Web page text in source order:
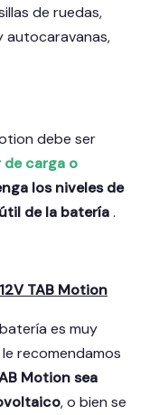
de ruedas,
autocaravanas,
debe ser
carga o
los niveles de
de la batería.
TAB Motion
es muy
recomendamos
Motion sea
, o bien se